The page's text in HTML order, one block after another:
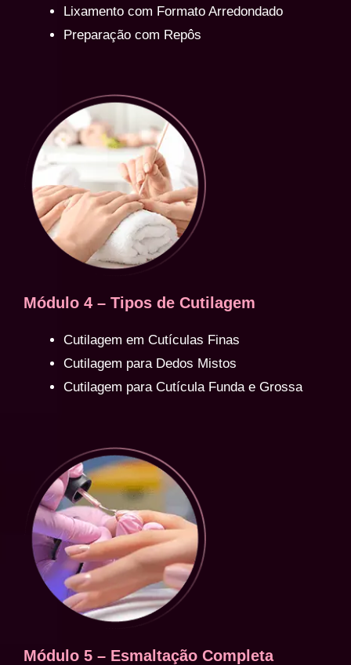
Lixamento com Formato Arredondado
Preparação com Repôs
Módulo 4 – Tipos de Cutilagem
Cutilagem em Cutículas Finas
Cutilagem para Dedos Mistos
Cutilagem para Cutícula Funda e Grossa
Módulo 5 – Esmaltação Completa